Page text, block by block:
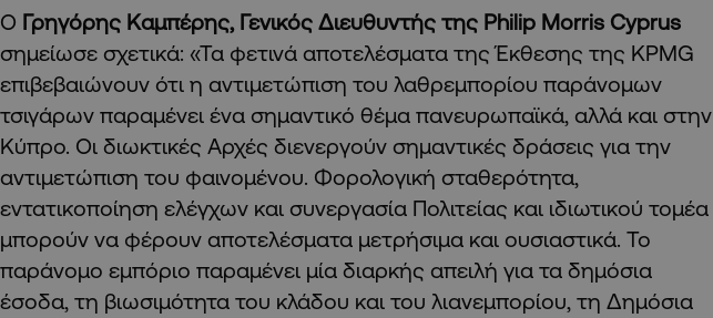
Ο Γρηγόρης Καμπέρης, Γενικός Διευθυντής της Philip Morris Cyprus
σημείωσε σχετικά: «Τα φετινά αποτελέσματα της Έκθεσης της KPMG
επιβεβαιώνουν ότι η αντιμετώπιση του λαθρεμπορίου παράνομων
τσιγάρων παραμένει ένα σημαντικό θέμα πανευρωπαϊκά, αλλά και στην
Κύπρο. Οι διωκτικές Αρχές διενεργούν σημαντικές δράσεις για την
αντιμετώπιση του φαινομένου. Φορολογική σταθερότητα,
εντατικοποίηση ελέγχων και συνεργασία Πολιτείας και ιδιωτικού τομέα
μπορούν να φέρουν αποτελέσματα μετρήσιμα και ουσιαστικά. Το
παράνομο εμπόριο παραμένει μία διαρκής απειλή για τα δημόσια
έσοδα, τη βιωσιμότητα του κλάδου και του λιανεμπορίου, τη Δημόσια